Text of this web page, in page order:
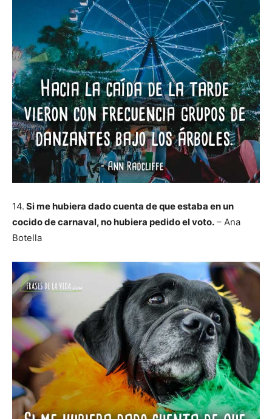
14. Si me hubiera dado cuenta de que estaba en un
cocido de carnaval, no hubiera pedido el voto. – Ana
Botella